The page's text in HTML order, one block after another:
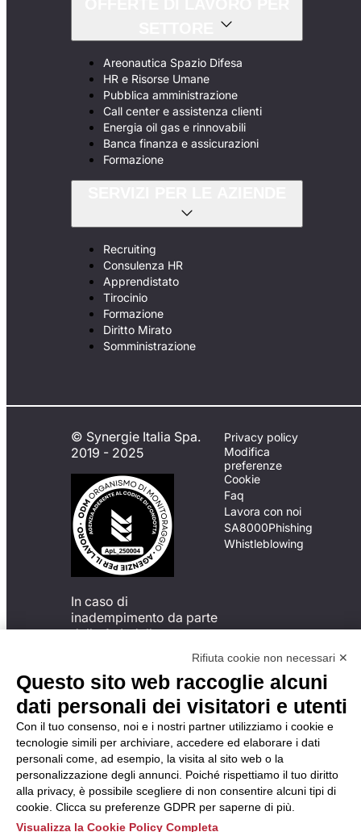
Areonautica Spazio Difesa
HR e Risorse Umane
Pubblica amministrazione
Call center e assistenza clienti
Energia oil gas e rinnovabili
Banca finanza e assicurazioni
Formazione
Recruiting
Consulenza HR
Apprendistato
Tirocinio
Formazione
Diritto Mirato
Somministrazione
© Synergie Italia Spa.
2019 - 2025
In caso di
inadempimento da parte
della ApL delle
del Codice di Condotta, è
possibile presentare un
reclamo
all’Organismo di
Monitoraggio utilizzando
una delle modalità
descritte al seguente
indirizzo web
https://odm-
agenzielavoro.it/reclami/.
Privacy policy
Modifica
preferenze
Cookie
Faq
Lavora con noi
SA8000Phishing
Whistleblowing
Rifiuta cookie non necessari ✕
Questo sito web raccoglie alcuni
dati personali dei visitatori e utenti
Con il tuo consenso, noi e i nostri partner utilizziamo i cookie e
tecnologie simili per archiviare, accedere ed elaborare i dati
personali come, ad esempio, la visita al sito web o la
personalizzazione degli annunci. Poiché rispettiamo il tuo diritto
alla privacy, è possibile scegliere di non consentire alcuni tipi di
cookie. Clicca su preferenze GDPR per saperne di più.
Visualizza la Cookie Policy Completa